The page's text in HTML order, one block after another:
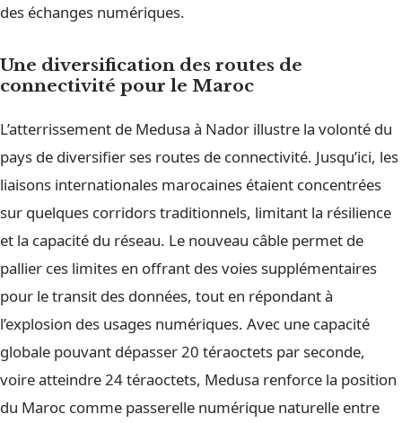
des échanges numériques.
Une diversification des routes de
connectivité pour le Maroc
L’atterrissement de Medusa à Nador illustre la volonté du
pays de diversifier ses routes de connectivité. Jusqu’ici, les
liaisons internationales marocaines étaient concentrées
sur quelques corridors traditionnels, limitant la résilience
et la capacité du réseau. Le nouveau câble permet de
pallier ces limites en offrant des voies supplémentaires
pour le transit des données, tout en répondant à
l’explosion des usages numériques. Avec une capacité
globale pouvant dépasser 20 téraoctets par seconde,
voire atteindre 24 téraoctets, Medusa renforce la position
du Maroc comme passerelle numérique naturelle entre